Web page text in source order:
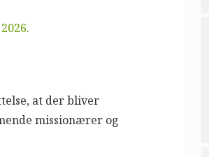
at der bliver
missionærer og